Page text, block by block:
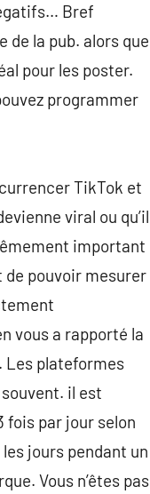
Bref
de la pub. alors que
pour les poster.
programmer
TikTok et
viral ou qu’il
important
de pouvoir mesurer
vous a rapporté la
Les plateformes
il est
fois par jour selon
jours pendant un
Vous n’êtes pas